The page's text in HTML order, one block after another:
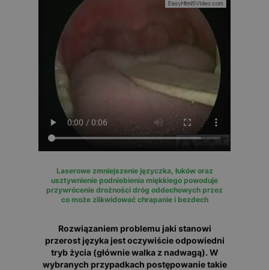
Laserowe zmniejszenie języczka, łuków oraz
usztywnienie podniebienia miękkiego powoduje
przywrócenie drożności dróg oddechowych przez
co może zlikwidować chrapanie i bezdech
Rozwiązaniem problemu jaki stanowi
przerost języka jest oczywiście odpowiedni
tryb życia (głównie walka z nadwagą). W
wybranych przypadkach postępowanie takie